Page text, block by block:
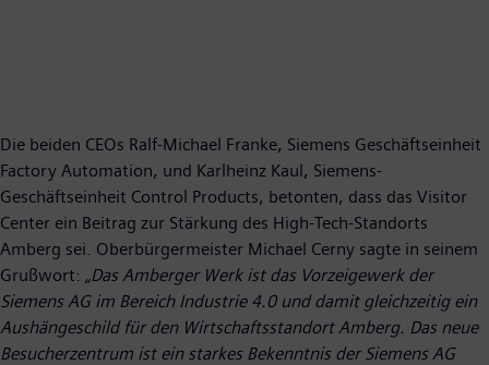
Die beiden CEOs Ralf-Michael Franke, Siemens Geschäftseinheit
Factory Automation, und Karlheinz Kaul, Siemens-
Geschäftseinheit Control Products, betonten, dass das Visitor
Center ein Beitrag zur Stärkung des High-Tech-Standorts
Amberg sei. Oberbürgermeister Michael Cerny sagte in seinem
Grußwort: „Das Amberger Werk ist das Vorzeigewerk der
Siemens AG im Bereich Industrie 4.0 und damit gleichzeitig ein
Aushängeschild für den Wirtschaftsstandort Amberg. Das neue
Besucherzentrum ist ein starkes Bekenntnis der Siemens AG